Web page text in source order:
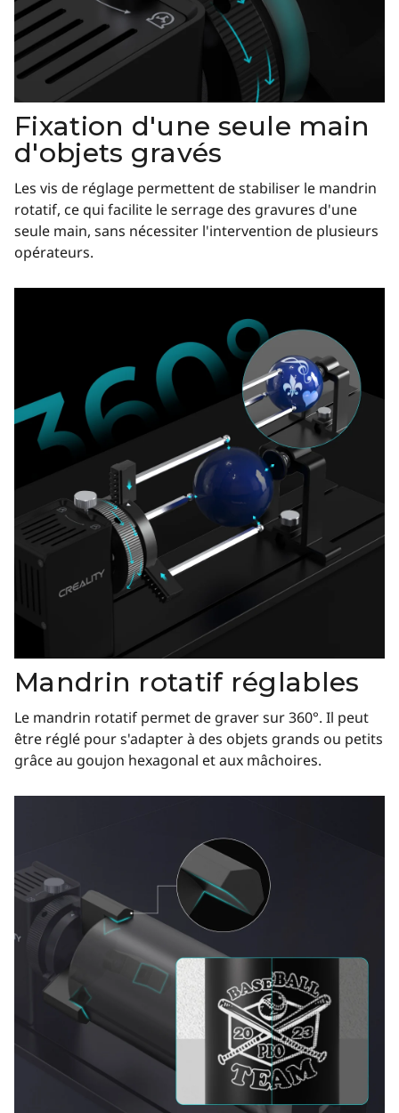
Fixation d'une seule main
d'objets gravés
Les vis de réglage permettent de stabiliser le mandrin
rotatif, ce qui facilite le serrage des gravures d'une
seule main, sans nécessiter l'intervention de plusieurs
opérateurs.
Mandrin rotatif réglables
Le mandrin rotatif permet de graver sur 360°. Il peut
être réglé pour s'adapter à des objets grands ou petits
grâce au goujon hexagonal et aux mâchoires.